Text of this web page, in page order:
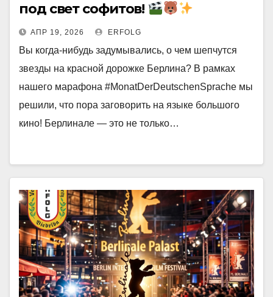
под свет софитов!
АПР 19, 2026 ERFOLG
Вы когда-нибудь задумывались, о чем шепчутся
звезды на красной дорожке Берлина? В рамках
нашего марафона #MonatDerDeutschenSprache мы
решили, что пора заговорить на языке большого
кино! Берлинале — это не только…